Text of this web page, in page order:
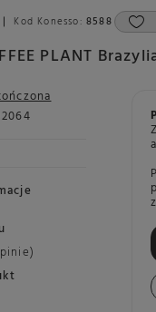
PLANT
Kod Konesso: 8588